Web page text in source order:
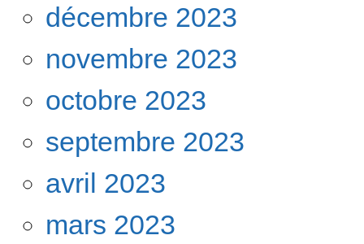
décembre 2023
novembre 2023
octobre 2023
septembre 2023
avril 2023
mars 2023